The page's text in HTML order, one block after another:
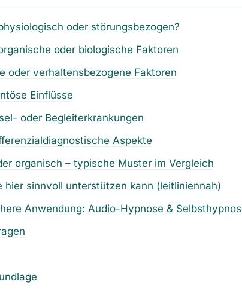
oder störungsbezogen?
oder biologische Faktoren
oder verhaltensbezogene Faktoren
Einflüsse
oder Begleiterkrankungen
Aspekte
organisch – typische Muster im Vergleich
hier sinnvoll unterstützen kann (leitliniennah)
Anwendung: Audio-Hypnose &